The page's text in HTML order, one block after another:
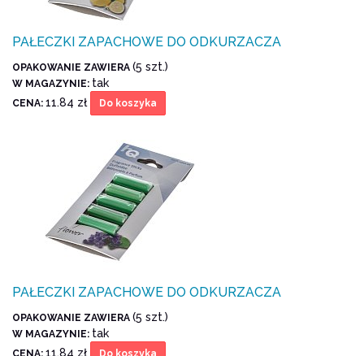
PAŁECZKI ZAPACHOWE DO ODKURZACZA
OPAKOWANIE ZAWIERA (5 szt.)
W MAGAZYNIE: tak
CENA: 11.84 zł Do koszyka
PAŁECZKI ZAPACHOWE DO ODKURZACZA
OPAKOWANIE ZAWIERA (5 szt.)
W MAGAZYNIE: tak
CENA: 11.84 zł Do koszyka